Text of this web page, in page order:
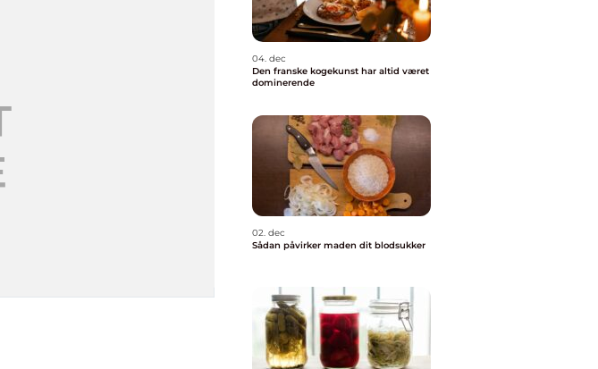
04. dec
Den franske kogekunst har altid været
dominerende
02. dec
Sådan påvirker maden dit blodsukker